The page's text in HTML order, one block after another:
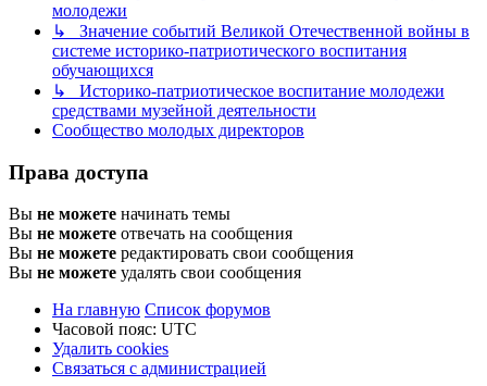
молодежи
↳ Значение событий Великой Отечественной войны в
системе историко-патриотического воспитания
обучающихся
↳ Историко-патриотическое воспитание молодежи
средствами музейной деятельности
Сообщество молодых директоров
Права доступа
Вы не можете начинать темы
Вы не можете отвечать на сообщения
Вы не можете редактировать свои сообщения
Вы не можете удалять свои сообщения
На главную Список форумов
Часовой пояс: UTC
Удалить cookies
Связаться с администрацией